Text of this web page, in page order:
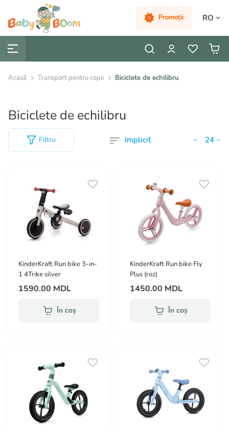
Promoții RO
Acasă Transport pentru copii Biciclete de echilibru
Biciclete de echilibru
Filtru
KinderKraft Run bike 3-in-
1 4Trike silver
1590.00 MDL
În coș
KinderKraft Run bike Fly
Plus (roz)
1450.00 MDL
În coș